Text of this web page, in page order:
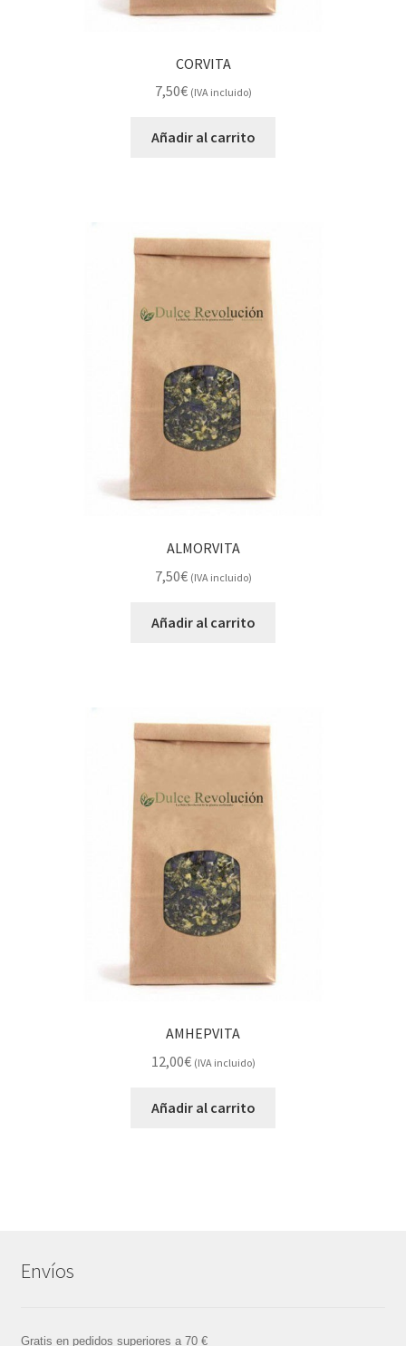
CORVITA
7,50€ (IVA incluido)
Añadir al carrito
ALMORVITA
7,50€ (IVA incluido)
Añadir al carrito
AMHEPVITA
12,00€ (IVA incluido)
Añadir al carrito
Envíos
Gratis en pedidos superiores a 70 €